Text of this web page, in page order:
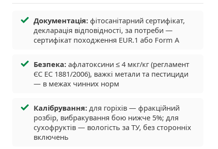
Документація: фітосанітарний сертифікат,
декларація відповідності, за потреби —
сертифікат походження EUR.1 або Form A
Безпека: афлатоксини ≤ 4 мкг/кг (регламент
ЄС EC 1881/2006), важкі метали та пестициди
— в межах чинних норм
Калібрування: для горіхів — фракційний
розбір, вибракування бою нижче 5%; для
сухофруктів — вологість за ТУ, без сторонніх
включень